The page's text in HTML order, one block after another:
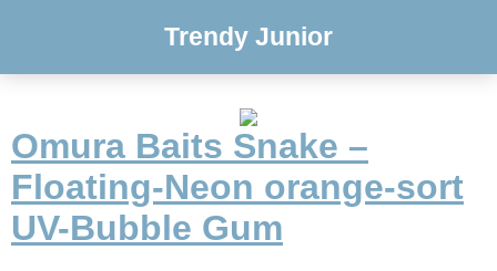
Trendy Junior
Omura Baits Snake –
Floating-Neon orange-sort
UV-Bubble Gum